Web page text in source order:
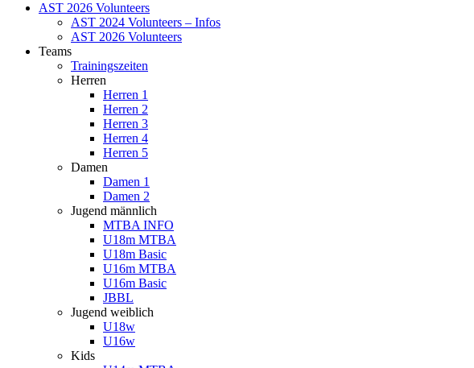
AST 2026 Volunteers
AST 2024 Volunteers – Infos
AST 2026 Volunteers
Teams
Trainingszeiten
Herren
Herren 1
Herren 2
Herren 3
Herren 4
Herren 5
Damen
Damen 1
Damen 2
Jugend männlich
MTBA INFO
U18m MTBA
U18m Basic
U16m MTBA
U16m Basic
JBBL
Jugend weiblich
U18w
U16w
Kids